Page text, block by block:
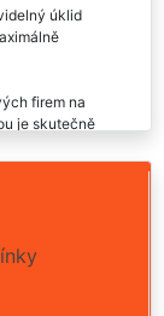
úklid
firem na
je skutečně